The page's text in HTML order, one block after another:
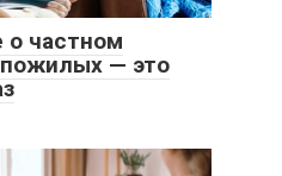
о частном
— это